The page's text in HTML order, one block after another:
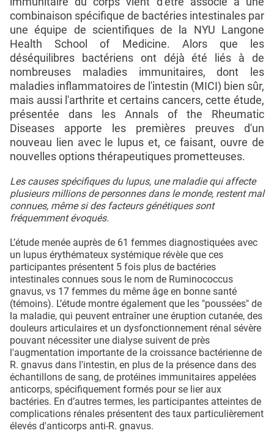
combinaison spécifique de bactéries intestinales par
une équipe de scientifiques de la NYU Langone
Health School of Medicine. Alors que les
déséquilibres bactériens ont déjà été liés à de
nombreuses maladies immunitaires, dont les
maladies inflammatoires de l'intestin (MICI) bien sûr,
mais aussi l'arthrite et certains cancers, cette étude,
présentée dans les Annals of the Rheumatic
Diseases apporte les premières preuves d'un
nouveau lien avec le lupus et, ce faisant, ouvre de
nouvelles options thérapeutiques prometteuses.
Les causes spécifiques du lupus, une maladie qui affecte
plusieurs millions de personnes dans le monde, restent mal
connues, même si des facteurs génétiques sont
fréquemment évoqués.
L’étude menée auprès de 61 femmes diagnostiquées avec
un lupus érythémateux systémique révèle que ces
participantes présentent 5 fois plus de bactéries
intestinales connues sous le nom de Ruminococcus
gnavus, vs 17 femmes du même âge en bonne santé
(témoins). L’étude montre également que les "poussées" de
la maladie, qui peuvent entraîner une éruption cutanée, des
douleurs articulaires et un dysfonctionnement rénal sévère
pouvant nécessiter une dialyse suivent de près
l'augmentation importante de la croissance bactérienne de
R. gnavus dans l'intestin, en plus de la présence dans des
échantillons de sang, de protéines immunitaires appelées
anticorps, spécifiquement formés pour se lier aux
bactéries. En d’autres termes, les participantes atteintes de
complications rénales présentent des taux particulièrement
élevés d'anticorps anti-R. gnavus.